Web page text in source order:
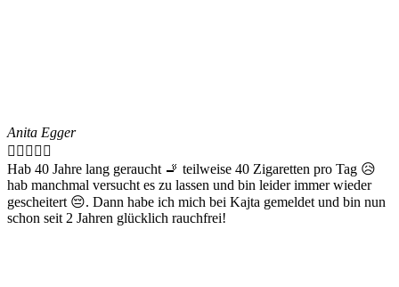
Anita Egger
    
Hab 40 Jahre lang geraucht 🚬 teilweise 40 Zigaretten pro Tag 😥
hab manchmal versucht es zu lassen und bin leider immer wieder
gescheitert 😔. Dann habe ich mich bei Kajta gemeldet und bin nun
schon seit 2 Jahren glücklich rauchfrei!